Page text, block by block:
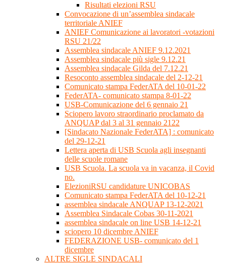
Risultati elezioni RSU
Convocazione di un’assemblea sindacale
territoriale ANIEF
ANIEF Comunicazione ai lavoratori -votazioni
RSU 21/22
Assemblea sindacale ANIEF 9.12.2021
Assemblea sindacale più sigle 9.12.21
Assemblea sindacale Gilda del 7.12.21
Resoconto assemblea sindacale del 2-12-21
Comunicato stampa FederATA del 10-01-22
FederATA- comunicato stampa 8-01-22
USB-Comunicazione del 6 gennaio 21
Sciopero lavoro straordinario proclamato da
ANQUAP dal 3 al 31 gennaio 2122
[Sindacato Nazionale FederATA] : comunicato
del 29-12-21
Lettera aperta di USB Scuola agli insegnanti
delle scuole romane
USB Scuola. La scuola va in vacanza, il Covid
no.
ElezioniRSU candidature UNICOBAS
Comunicato stampa FederATA del 10-12-21
assemblea sindacale ANQUAP 13-12-2021
Assemblea Sindacale Cobas 30-11-2021
assemblea sindacale on line USB 14-12-21
sciopero 10 dicembre ANIEF
FEDERAZIONE USB- comunicato del 1
dicembre
ALTRE SIGLE SINDACALI